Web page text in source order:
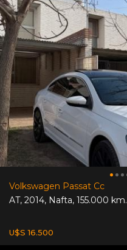
Volkswagen Passat Cc
AT, 2014, Nafta, 155.000 km.
U$S 16.500